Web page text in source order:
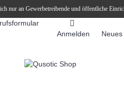
nur an Gewerbetreibende und öffentliche
Anmelden